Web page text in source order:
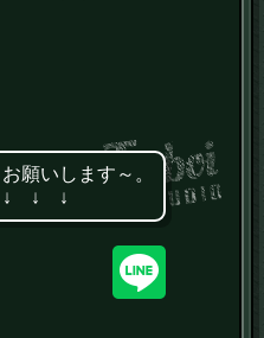
願いします～。
↓ ↓